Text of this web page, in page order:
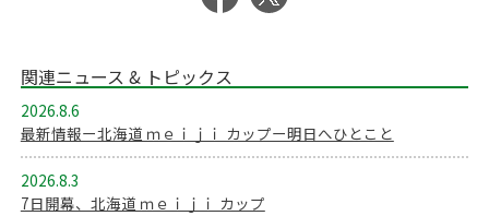
関連ニュース & トピックス
2026.8.6
最新情報ー北海道 ｍｅｉｊｉ カップー明日へひとこと
2026.8.3
7日開幕、北海道 ｍｅｉｊｉ カップ